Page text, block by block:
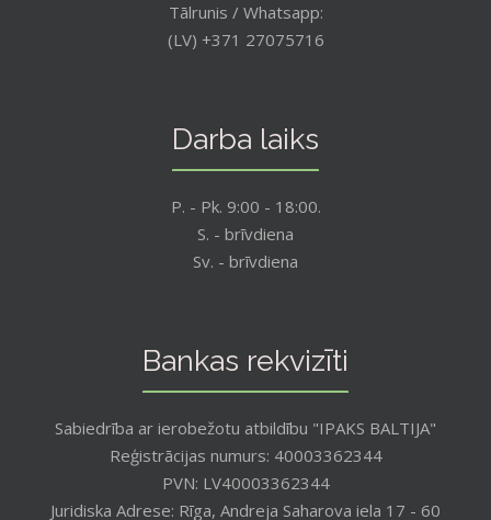
Tālrunis / Whatsapp:
(LV) +371 27075716
Darba laiks
P. - Pk. 9:00 - 18:00.
S. - brīvdiena
Sv. - brīvdiena
Bankas rekvizīti
Sabiedrība ar ierobežotu atbildību "IPAKS BALTIJA"
Reģistrācijas numurs: 40003362344
PVN: LV40003362344
Juridiska Adrese: Rīga, Andreja Saharova iela 17 - 60